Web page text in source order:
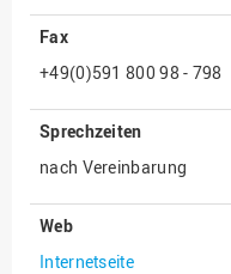
LearningCenter
Personalentwicklung
Personalrat
Präsidialbüro
Professional School
Fax
+49(0)591 800 98 - 798
Sprechzeiten
nach Vereinbarung
Web
Internetseite